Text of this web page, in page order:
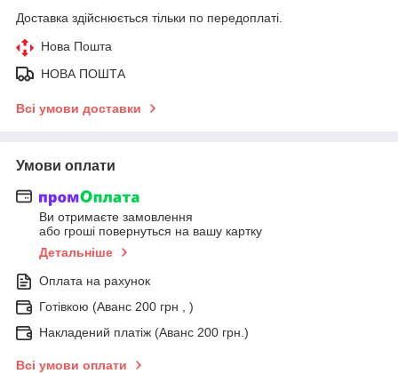
Доставка здійснюється тільки по передоплаті.
Нова Пошта
НОВА ПОШТА
Всі умови доставки
Умови оплати
Ви отримаєте замовлення
або гроші повернуться на вашу картку
Детальніше
Оплата на рахунок
Готівкою (Аванс 200 грн , )
Накладений платіж (Аванс 200 грн.)
Всі умови оплати